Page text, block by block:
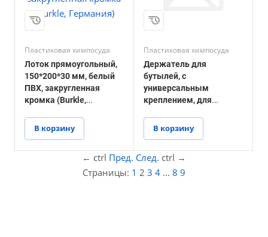
Пластиковая химпосуда
Лоток прямоугольный,
150*200*30 мм, белый
ПВХ, закругленная
кромка (Burkle,
В корзину
Пластиковая химпосуда
Держатель для
бутылей, с
универсальным
креплением, для
(Burkle, Германия)
В корзину
← ctrl Пред. След. ctrl →
Страницы: 1 2 3 4 ... 8 9